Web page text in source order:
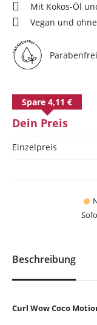
Mit Kokos-Öl
Vegan und
Parabenfrei
Dein Preis
Einzelpreis
Spare 4,11 €
Beschreibung
Curl Wow Coco